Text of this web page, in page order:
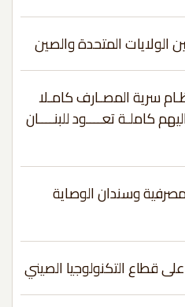
المتحدة والصين
المصـارف كامـلا
تعــــود للبنــــان
وسندان الوصاية
التكنولوجيا الصيني